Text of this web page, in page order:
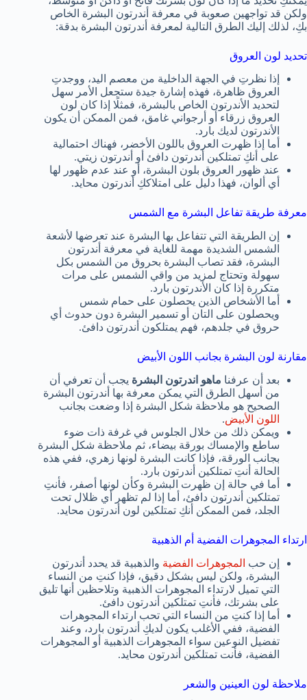
ولكن قد تواجهين صعوبة في معرفة أندرتون البشرة الخاص
بكِ، لذلك إليك الطرق التالية لمعرفة أندرتون البشرة بدقة:
تحديد لون العروق
إذا نظرتِ في الجهة الداخلية من معصم اليد، ووجدتِ
العروق ظاهرة، فهذه إشارة جيدة ستجعل الأمر سهل
لتحديد الأندرتون الخاص بالبشرة، فمثلًا إذا كان لون
العروق زرقاء أو أرجواني غامق، فمن الممكن أن يكون
الأندرتون لديك بارد.
أما إذا ظهرت العروق باللون الأخضر، فهناك احتمالية
على أنكِ تمتلكين أندرتون دافئ أو أندرتون زيتي.
عند ظهور العروق بلون البشرة، أو عند عدم ظهور لها
أي ألوان، فهذا دليل على امتلاككِ أندرتون محايد.
معرفة طريقة تفاعل البشرة مع الشمس
إن الطريقة التي تتفاعل بها البشرة عند تعرضها لأشعة
الشمس الشديدة مهمة للغاية في معرفة أندرتون
البشرة، فقد تصاب البشرة بحروق من الشمس بكل
سهولة وتحتاج لمزيد من واقي الشمس على مرات
متكررة إذا كان الأندرتون بارد.
أما الأشخاص الذين يحصلون على حمام شمس
ويحصلون على التان أو تسمير البشرة دون حدوث أي
حروق في جلدهم، فهم يمتلكون أندرتون دافئ.
مقارنة لون البشرة بجانب اللون الأبيض
بعد أن عرفنا ماهو اندرتون البشرة يجب أن تعرفي أن
من أسهل الطرق التي يمكن معرفة بها أندرتون البشرة
الصحيح هو ملاحظة شكل البشرة إذا وضعت بجانب
اللون الأبيض.
ويمكن ذلك من خلال الجلوس في غرفة ذات ضوء
ساطع والإمساك بورقة بيضاء، ثم ملاحظة شكل البشرة
بجانب الورقة، فإذا كانت البشرة لونها زهري، ففي هذه
الحالة أنتِ تمتلكين أندرتون بارد.
أما في حالة إن ظهرت البشرة وكأن لونها أصفر، فأنتِ
تمتلكين أندرتون دافئ، أما إذا لم تظهر أي ظلال تحت
الجلد، فمن الممكن أنكِ تمتلكين لون أندرتون محايد.
ارتداء المجوهرات الفضية أم الذهبية
إن حب المجوهرات الفضية والذهبية قد يحدد أندرتون
البشرة، ولكن ليس بشكل دقيق، فإذا كنتِ من النساء
التي تميل لارتداء المجوهرات الذهبية وتلاحظين أنها تليق
على بشرتك، فأنتِ تمتلكين أندرتون دافئ.
أما إذا كنتِ من النساء التي تحب ارتداء المجوهرات
الفضية، ففي الأغلب يكون لديكِ أندرتون بارد، وعند
تفضيل النوعين سواء المجوهرات الذهبية أو المجوهرات
الفضية، فأنت تمتلكين أندرتون محايد.
ملاحظة لون العينين والشعر